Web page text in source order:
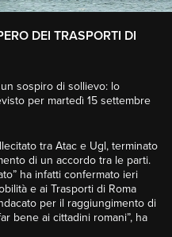
DEI TRASPORTI DI
sospiro di sollievo: lo
per martedì 15 settembre
tra Atac e Ugl, terminato
di un accordo tra le parti.
ha infatti confermato ieri
e ai Trasporti di Roma
per il raggiungimento di
bene ai cittadini romani”, ha